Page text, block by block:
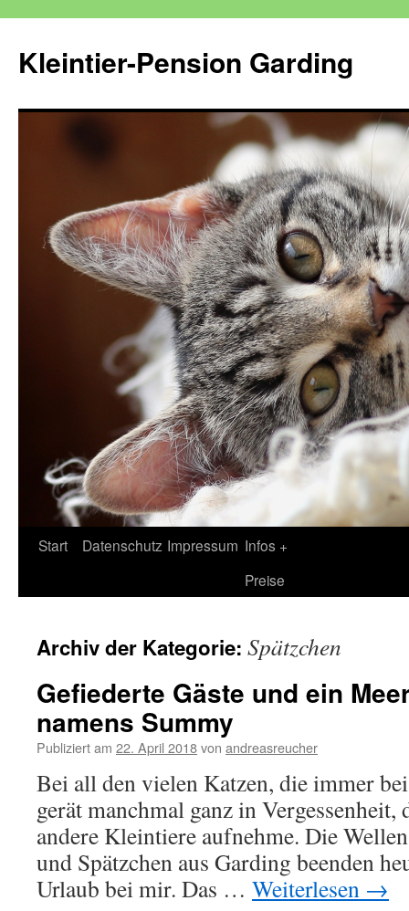
Kleintier-Pension Garding
Zum
Start Datenschutz Impressum Infos +
Preise
Archiv der Kategorie: Spätzchen
Gefiederte Gäste und ein
namens Summy
Publiziert am 22. April 2018von andreasreucher
Bei all den vielen Katzen, die immer
gerät manchmal ganz in Vergessenheit,
andere Kleintiere aufnehme. Die
und Spätzchen aus Garding beenden
Urlaub bei mir. Das … Weiterlesen →